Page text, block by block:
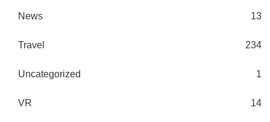
News 13
Travel 234
Uncategorized 1
VR 14